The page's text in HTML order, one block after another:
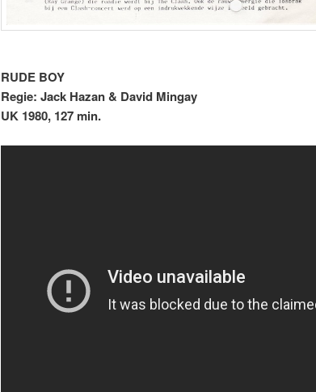
RUDE BOY
Regie: Jack Hazan & David Mingay
UK 1980, 127 min.